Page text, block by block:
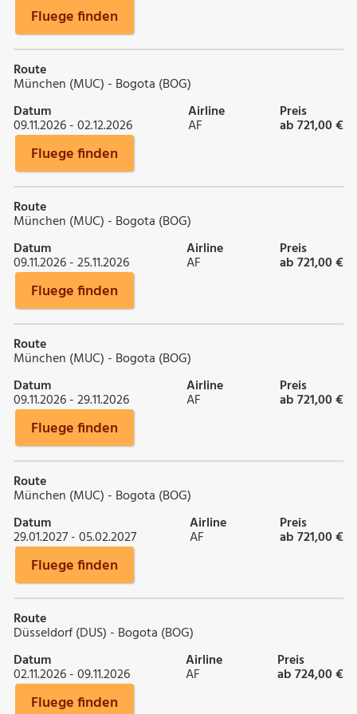
Fluege finden
Route
München (MUC) - Bogota (BOG)
Datum
09.11.2026 - 02.12.2026
Airline
AF
Preis
ab 721,00 €
Fluege finden
Route
München (MUC) - Bogota (BOG)
Datum
09.11.2026 - 25.11.2026
Airline
AF
Preis
ab 721,00 €
Fluege finden
Route
München (MUC) - Bogota (BOG)
Datum
09.11.2026 - 29.11.2026
Airline
AF
Preis
ab 721,00 €
Fluege finden
Route
München (MUC) - Bogota (BOG)
Datum
29.01.2027 - 05.02.2027
Airline
AF
Preis
ab 721,00 €
Fluege finden
Route
Düsseldorf (DUS) - Bogota (BOG)
Datum
02.11.2026 - 09.11.2026
Airline
AF
Preis
ab 724,00 €
Fluege finden